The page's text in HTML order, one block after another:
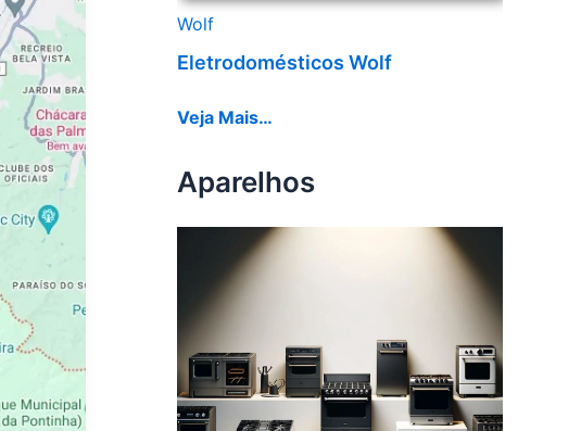
Wolf
Eletrodomésticos Wolf
Veja Mais…
Aparelhos